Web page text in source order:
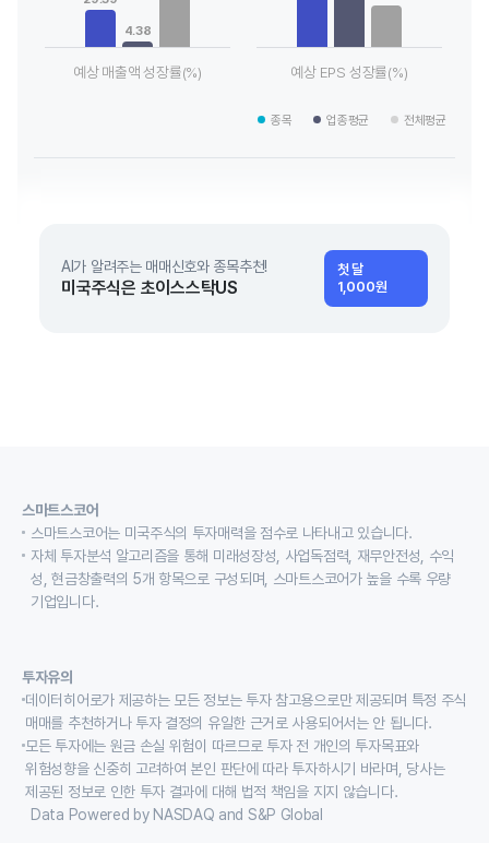
4.38
예상 매출액 성장률(%) 예상 EPS 성장률(%)
종목 업종평균 전체평균
AI가 알려주는 매매신호와 종목추천!
미국주식은 초이스스탁US
첫 달
1,000원
스마트스코어
스마트스코어는 미국주식의 투자매력을 점수로 나타내고 있습니다.
자체 투자분석 알고리즘을 통해 미래성장성, 사업독점력, 재무안전성, 수익
성, 현금창출력의 5개 항목으로 구성되며, 스마트스코어가 높을 수록 우량
기업입니다.
투자유의
데이터히어로가 제공하는 모든 정보는 투자 참고용으로만 제공되며 특정 주식
매매를 추천하거나 투자 결정의 유일한 근거로 사용되어서는 안 됩니다.
모든 투자에는 원금 손실 위험이 따르므로 투자 전 개인의 투자목표와
위험성향을 신중히 고려하여 본인 판단에 따라 투자하시기 바라며, 당사는
제공된 정보로 인한 투자 결과에 대해 법적 책임을 지지 않습니다.
Data Powered by NASDAQ and S&P Global